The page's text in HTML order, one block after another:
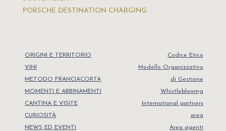
PORSCHE DESTINATION CHARGING
ORIGINI E TERRITORIO
VINI
METODO FRANCIACORTA
MOMENTI E ABBINAMENTI
CANTINA E VISITE
CURIOSITÀ
NEWS ED EVENTI
Codice Etico
Modello Organizzativo
di Gestione
Whistleblowing
International partners
area
Area agenti